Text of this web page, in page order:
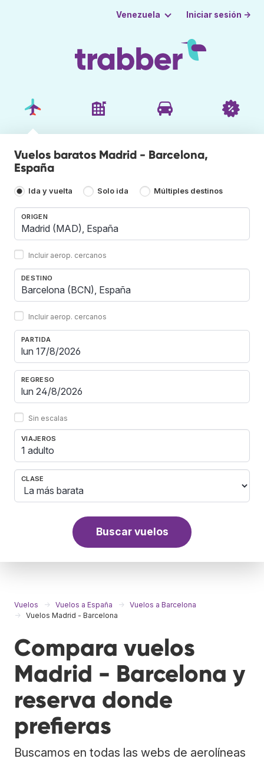
Venezuela Iniciar sesión →
Vuelos baratos Madrid - Barcelona,
España
Ida y vuelta Solo ida Múltiples destinos
ORIGEN
Incluir aerop. cercanos
DESTINO
Incluir aerop. cercanos
PARTIDA
REGRESO
Sin escalas
VIAJEROS
1 adulto
CLASE
Buscar vuelos
Vuelos Vuelos a España
Vuelos a Barcelona
Vuelos Madrid - Barcelona
Compara vuelos
Madrid - Barcelona y
reserva donde
prefieras
Buscamos en todas las webs de aerolíneas